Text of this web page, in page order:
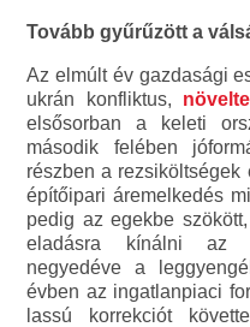
Tovább gyűrűzött a
Az elmúlt év gazdasági
ukrán konfliktus,
elsősorban a keleti
második felében
részben a rezsiköltségek
építőipari áremelkedés
pedig az egekbe
eladásra kínálni az
negyedéve a
évben az ingatlanpiaci
lassú korrekciót